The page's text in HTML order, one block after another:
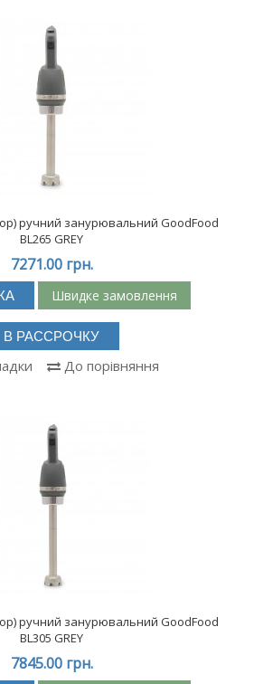
ручний занурювальний GoodFood
BL265 GREY
7271.00 грн.
Швидке замовлення
В РАССРОЧКУ
До порівняння
ручний занурювальний GoodFood
BL305 GREY
7845.00 грн.